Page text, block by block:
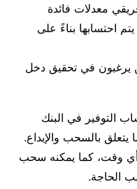
معدلات فائدة
احتسابها بناءً على
يرغبون في تحقيق دخل
التوفير في البنك
يتعلق بالسحب والإيداع.
أي وقت، كما يمكنه سحب
الحاجة.